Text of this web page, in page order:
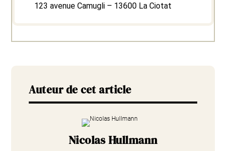
123 avenue Camugli – 13600 La Ciotat
Auteur de cet article
Nicolas Hullmann